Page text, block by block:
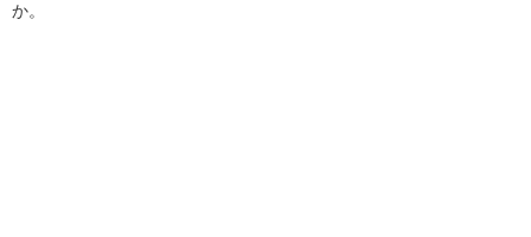
か。